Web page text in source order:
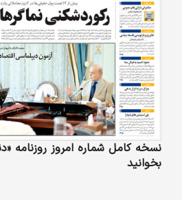
نسخه کامل شماره امروز روزنامه
بخوانید